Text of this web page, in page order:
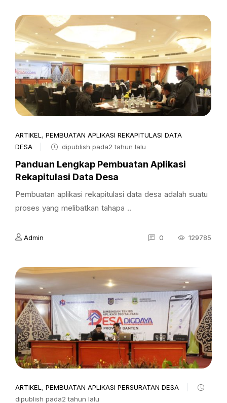
ARTIKEL , PEMBUATAN APLIKASI REKAPITULASI DATA
DESA
dipublish pada2 tahun lalu
Panduan Lengkap Pembuatan Aplikasi
Rekapitulasi Data Desa
Pembuatan aplikasi rekapitulasi data desa adalah suatu
proses yang melibatkan tahapa ..
Admin 0 129785
ARTIKEL , PEMBUATAN APLIKASI PERSURATAN DESA
dipublish pada2 tahun lalu